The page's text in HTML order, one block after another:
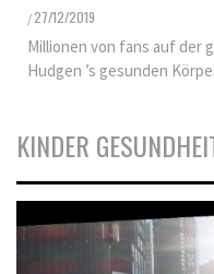
/ 27/12/2019
Millionen von fans auf der
Hudgen ’s gesunden
KINDER